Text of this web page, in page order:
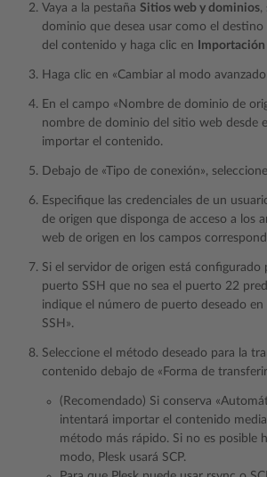
Vaya a la pestaña Sitios web y dominios,
dominio que desea usar como el destino
del contenido y haga clic en
Haga clic en «Cambiar al modo
En el campo «Nombre de dominio de
nombre de dominio del sitio web desde
importar el contenido.
Debajo de «Tipo de conexión»,
Especifique las credenciales de un
de origen que disponga de acceso a los
web de origen en los campos
Si el servidor de origen está configurado
puerto SSH que no sea el puerto 22
indique el número de puerto deseado en
SSH».
Seleccione el método deseado para la
contenido debajo de «Forma de
(Recomendado) Si conserva
intentará importar el contenido
método más rápido. Si no es posible
modo, Plesk usará SCP.